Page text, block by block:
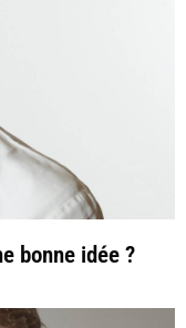
bonne idée ?